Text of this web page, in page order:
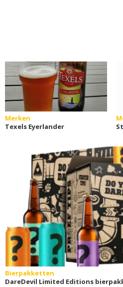
Merken
Texels Eyerlander
Bierpakketten
DareDevil Limited Editions